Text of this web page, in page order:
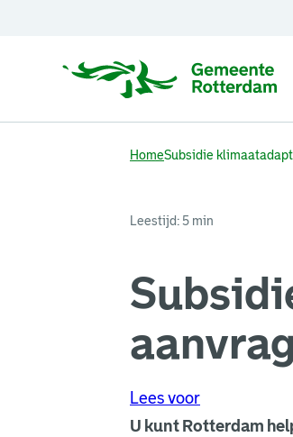
HomeSubsidie
Leestijd: 5 min
Lees voor
U kunt Rotterdam